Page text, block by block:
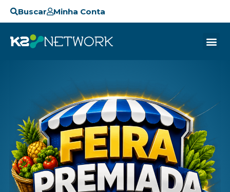
Buscar Minha Conta